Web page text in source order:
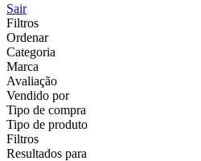
Sair
Filtros
Ordenar
Categoria
Marca
Avaliação
Vendido por
Tipo de compra
Tipo de produto
Filtros
Resultados para